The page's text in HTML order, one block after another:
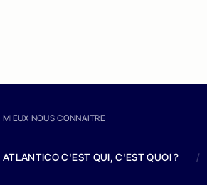
MIEUX NOUS CONNAITRE
ATLANTICO C'EST QUI, C'EST QUOI ? /